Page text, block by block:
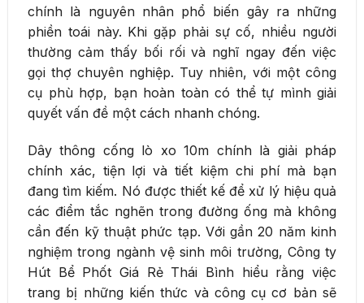
chính là nguyên nhân phổ biến gây ra những
phiền toái này. Khi gặp phải sự cố, nhiều người
thường cảm thấy bối rối và nghĩ ngay đến việc
gọi thợ chuyên nghiệp. Tuy nhiên, với một công
cụ phù hợp, bạn hoàn toàn có thể tự mình giải
quyết vấn đề một cách nhanh chóng.
Dây thông cống lò xo 10m chính là giải pháp
chính xác, tiện lợi và tiết kiệm chi phí mà bạn
đang tìm kiếm. Nó được thiết kế để xử lý hiệu quả
các điểm tắc nghẽn trong đường ống mà không
cần đến kỹ thuật phức tạp. Với gần 20 năm kinh
nghiệm trong ngành vệ sinh môi trường, Công ty
Hút Bể Phốt Giá Rẻ Thái Bình hiểu rằng việc
trang bị những kiến thức và công cụ cơ bản sẽ